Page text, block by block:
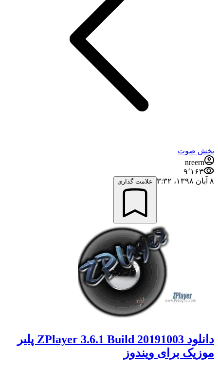
پخش صوت
nreern
۹٬۱۶۳
۸ آبان ۱۳۹۸،‏ ۳:۳۲
علامت گذاری
دانلود ZPlayer 3.6.1 Build 20191003 پلیر
موزیک برای ویندوز